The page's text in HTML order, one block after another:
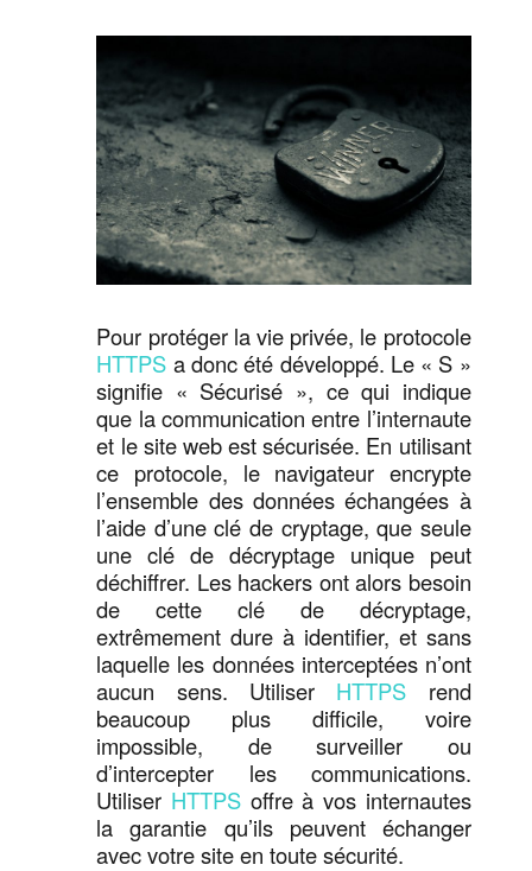
Pour protéger la vie privée, le protocole
HTTPS a donc été développé. Le « S »
signifie « Sécurisé », ce qui indique
que la communication entre l’internaute
et le site web est sécurisée. En utilisant
ce protocole, le navigateur encrypte
l’ensemble des données échangées à
l’aide d’une clé de cryptage, que seule
une clé de décryptage unique peut
déchiffrer. Les hackers ont alors besoin
de cette clé de décryptage,
extrêmement dure à identifier, et sans
laquelle les données interceptées n’ont
aucun sens. Utiliser HTTPS rend
beaucoup plus difficile, voire
impossible, de surveiller ou
d’intercepter les communications.
Utiliser HTTPS offre à vos internautes
la garantie qu’ils peuvent échanger
avec votre site en toute sécurité.